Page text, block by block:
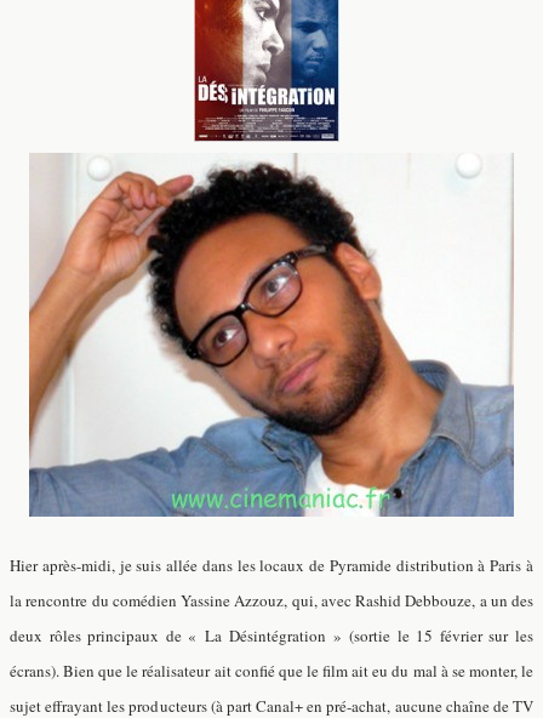
Hier après-midi, je suis allée dans les locaux de Pyramide distribution à Paris à
la rencontre du comédien Yassine Azzouz, qui, avec Rashid Debbouze, a un des
deux rôles principaux de « La Désintégration » (sortie le 15 février sur les
écrans). Bien que le réalisateur ait confié que le film ait eu du mal à se monter, le
sujet effrayant les producteurs (à part Canal+ en pré-achat, aucune chaîne de TV